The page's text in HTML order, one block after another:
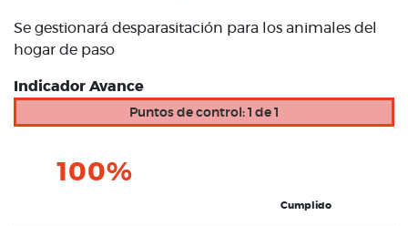
Se gestionará desparasitación para los animales del
hogar de paso
Indicador Avance
Puntos de control: 1 de 1
100%
Cumplido